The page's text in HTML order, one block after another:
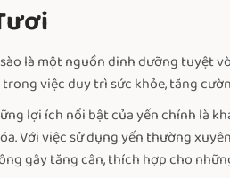
là một nguồn dinh dưỡng tuyệt
việc duy trì sức khỏe, tăng
lợi ích nổi bật của yến chính là
Với việc sử dụng yến thường
gây tăng cân, thích hợp cho